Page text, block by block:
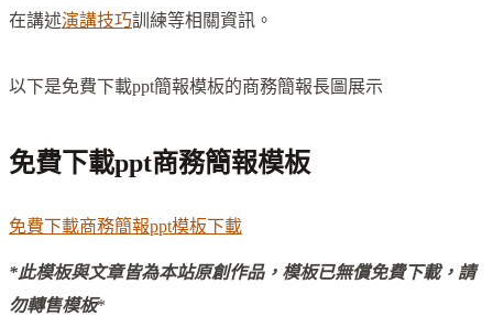
在講述演講技巧訓練等相關資訊。
以下是免費下載ppt簡報模板的商務簡報長圖展示
免費下載ppt商務簡報模板
免費下載商務簡報ppt模板下載
*此模板與文章皆為本站原創作品，模板已無償免費下載，請
勿轉售模板*